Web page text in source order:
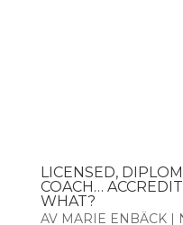
LICENSED,
COACH…
WHAT?
AV MARIE ENBÄCK|